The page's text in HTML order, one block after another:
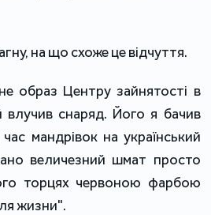
на що схоже це відчуття.
образ Центру зайнятості в
влучив снаряд. Його я бачив
мандрівок на український
величезний шмат просто
торцях червоною фарбою
жизни".